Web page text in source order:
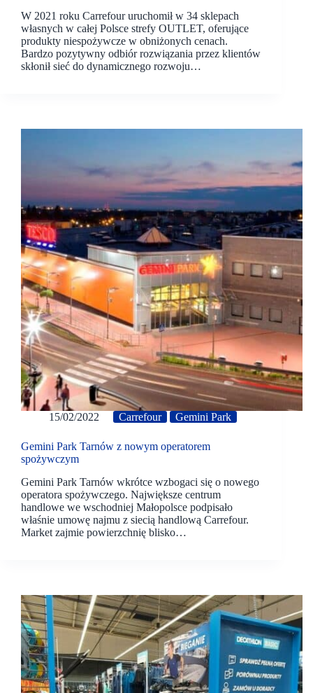
W 2021 roku Carrefour uruchomił w 34 sklepach
własnych w całej Polsce strefy OUTLET, oferujące
produkty niespożywcze w obniżonych cenach.
Bardzo pozytywny odbiór rozwiązania przez klientów
skłonił sieć do dynamicznego rozwoju…
15/02/2022 Carrefour Gemini Park
Gemini Park Tarnów z nowym operatorem
spożywczym
Gemini Park Tarnów wkrótce wzbogaci się o nowego
operatora spożywczego. Największe centrum
handlowe we wschodniej Małopolsce podpisało
właśnie umowę najmu z siecią handlową Carrefour.
Market zajmie powierzchnię blisko…